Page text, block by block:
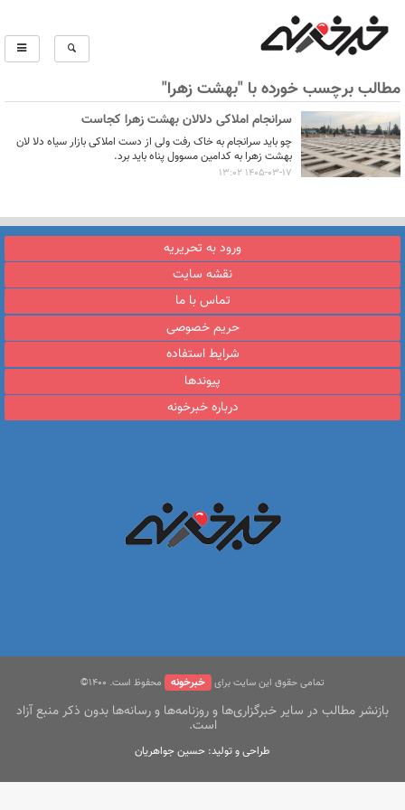
مطالب برچسب خورده با "بهشت زهرا"
سرانجام املاکی دلالان بهشت زهرا کجاست
چو باید سرانجام به خاک رفت ولی از دست املاکی بازار سیاه دلا لان
بهشت زهرا به کدامین مسوول پناه باید برد.
1405-03-17 13:02
ورود به تحریریه
نقشه سایت
تماس با ما
حریم خصوصی
شرایط استفاده
پیوندها
درباره خبرخونه
تمامی حقوق این سایت برای خبرخونه محفوظ است. ۱400©
بازنشر مطالب در سایر خبرگزاری‌ها و روزنامه‌ها و رسانه‌ها بدون ذکر منبع آزاد
است.
طراحی و تولید: حسین جواهریان